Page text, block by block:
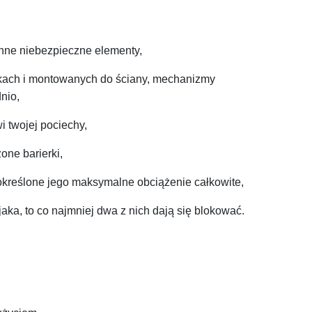
niebezpieczne elementy,
i montowanych do ściany, mechanizmy
twojej pociechy,
barierki,
jego maksymalne obciążenie całkowite,
to co najmniej dwa z nich dają się blokować.